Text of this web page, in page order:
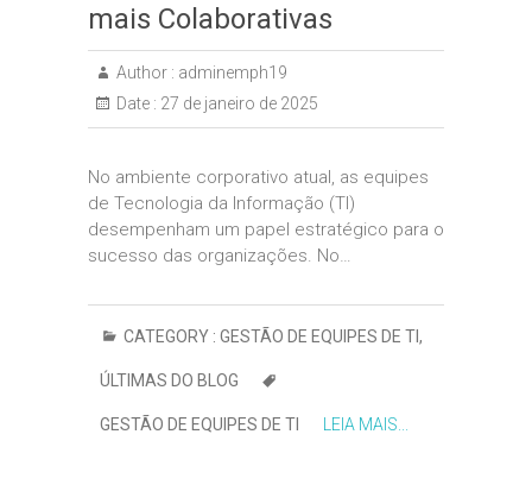
mais Colaborativas
Author : adminemph19
Date : 27 de janeiro de 2025
No ambiente corporativo atual, as equipes
de Tecnologia da Informação (TI)
desempenham um papel estratégico para o
sucesso das organizações. No…
CATEGORY : GESTÃO DE EQUIPES DE TI,
ÚLTIMAS DO BLOG
GESTÃO DE EQUIPES DE TI LEIA MAIS...